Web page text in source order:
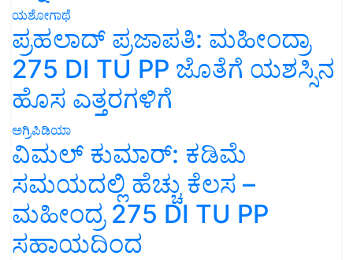
ಯಶೋಗಾಥೆ
ಪ್ರಹಲಾದ್ ಪ್ರಜಾಪತಿ: ಮಹೀಂದ್ರಾ
275 DI TU PP ಜೊತೆಗೆ ಯಶಸ್ಸಿನ
ಹೊಸ ಎತ್ತರಗಳಿಗೆ
ಅಗ್ರಿಪಿಡಿಯಾ
ವಿಮಲ್ ಕುಮಾರ್: ಕಡಿಮೆ
ಸಮಯದಲ್ಲಿ ಹೆಚ್ಚು ಕೆಲಸ –
ಮಹೀಂದ್ರ 275 DI TU PP
ಸಹಾಯದಿಂದ